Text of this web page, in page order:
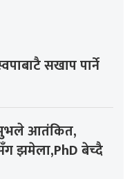
सखाप पार्ने
मुभले आतंकित,
झमेला,PhD बेच्दै